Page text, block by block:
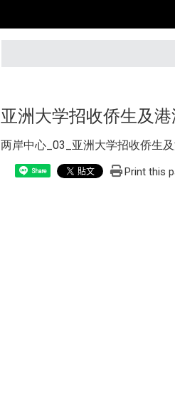
亚洲大学招收侨生及
两岸中心_03_亚洲大学招收侨生
Share Print this